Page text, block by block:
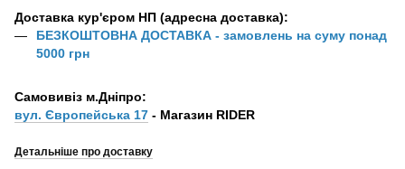
Доставка кур'єром НП (адресна доставка):
БЕЗКОШТОВНА ДОСТАВКА - замовлень на суму понад
5000 грн
Самовивіз м.Дніпро:
вул. Європейська 17 - Магазин RIDER
Детальніше про доставку